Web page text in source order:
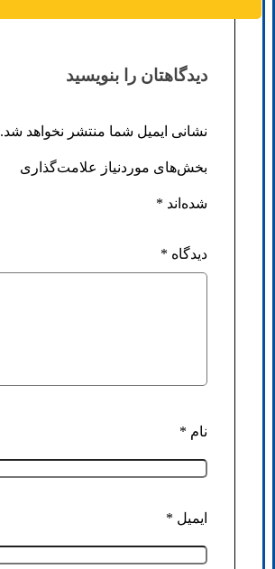
دیدگاهتان را بنویسید
نشانی ایمیل شما منتشر نخواهد شد.
بخش‌های موردنیاز علامت‌گذاری
شده‌اند *
دیدگاه *
نام *
ایمیل *